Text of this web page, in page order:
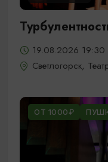
19.08.2026 19:30
Светлогорск,
ОТ 1000₽